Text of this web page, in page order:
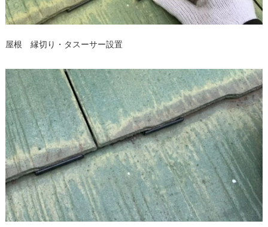
屋根 縁切り・タスーサー設置